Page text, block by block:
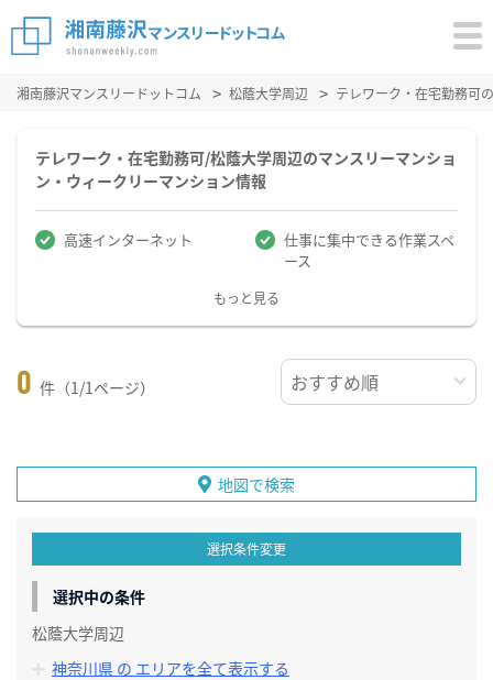
湘南藤沢マンスリードットコム 松蔭大学周辺 テレワーク・在宅勤務可
テレワーク・在宅勤務可/松蔭大学周辺のマンスリーマンショ
ン・ウィークリーマンション情報
高速インターネット
仕事に集中できる作業スペ
ース
もっと見る
0 件（1/1ページ）
地図で検索
選択条件変更
選択中の条件
松蔭大学周辺
神奈川県 の エリアを全て表示する